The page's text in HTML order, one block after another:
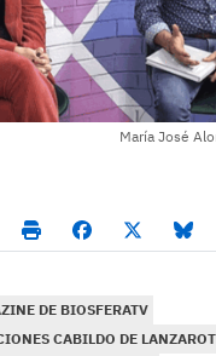
María José
DE BIOSFERATV
CABILDO DE